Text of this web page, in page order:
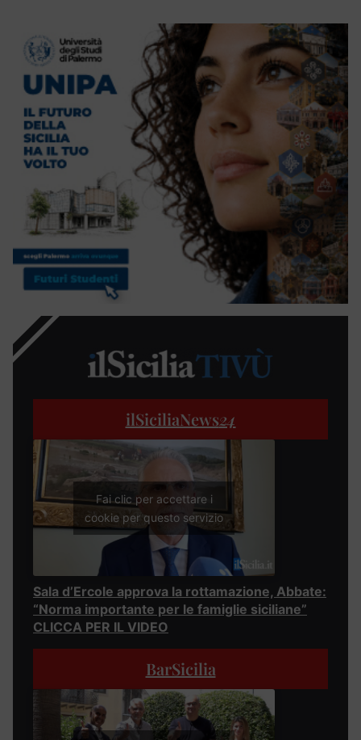
ilSiciliaNews24
Fai clic per accettare i
cookie per questo servizio
Sala d’Ercole approva la rottamazione, Abbate:
“Norma importante per le famiglie siciliane”
CLICCA PER IL VIDEO
BarSicilia